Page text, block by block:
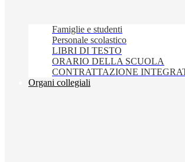
Famiglie e studenti
Personale scolastico
LIBRI DI TESTO
ORARIO DELLA SCUOLA
CONTRATTAZIONE
Organi collegiali